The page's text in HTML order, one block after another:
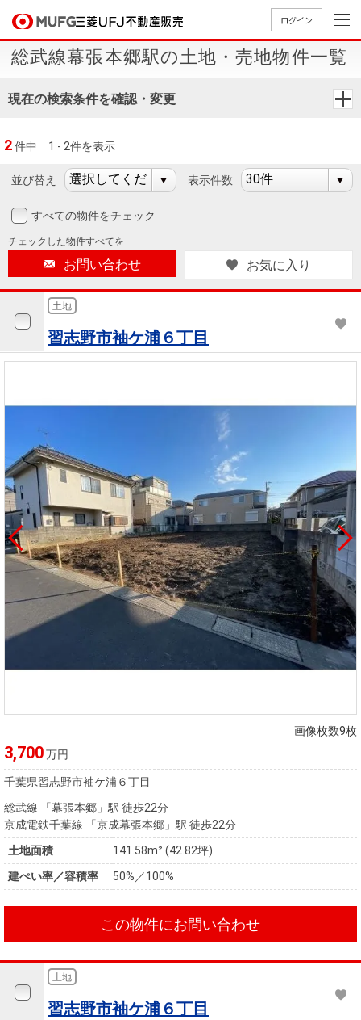
ログイン
買いたいTOP
中古
マン
ンを
探す
新
築・
建て
物
を
探
す
事業
用物
件を
探す
購入向け
住宅ロー
レーショ
住まい1プ
ラス（お
役立ちコ
暮らしの
税金の本
（電子ブ
ック）
売りたいTOP
無
料
定
売
却
試算
売却向け
サービス
周辺相場
検索
住まい1プ
ラス（お
役立ちコ
ラム）
店舗案内TOP
店舗のご
案内（首
都圏）
案内（名
店舗のご
案内（関
会社情報TOP
ごあいさ
つ
要
MUFG
Way
ョン
組織図
図
リリース
会社案内
（電子ブ
ック版）
採用情報TOP
新卒採用
情報
採用情報
買いたい
売りたい
会社情報
採用情報
法人のお客さま
提携企業にお勤めの方
会員ページ
総武線幕張本郷駅の土地・売地物件一覧
現在の検索条件を確認・変更
2件中 1 - 2件を表示
並び替え 表示件数
すべての物件をチェック
チェックした物件すべてを
お問い合わせ お気に入り
土地
習志野市袖ケ浦６丁目
画像枚数9枚
3,700万円
千葉県習志野市袖ケ浦６丁目
総武線 「幕張本郷」駅 徒歩22分
京成電鉄千葉線 「京成幕張本郷」駅 徒歩22分
土地面積
141.58m² (42.82坪)
建ぺい率／容積率
50%／100%
この物件にお問い合わせ
土地
習志野市袖ケ浦６丁目